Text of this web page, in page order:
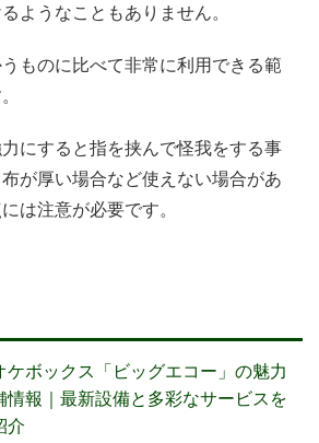
ようなこともありません。
ものに比べて非常に利用できる範
にすると指を挟んで怪我をする事
が厚い場合など使えない場合があ
は注意が必要です。
ケボックス「ビッグエコー」の魅力
情報｜最新設備と多彩なサービスを
介